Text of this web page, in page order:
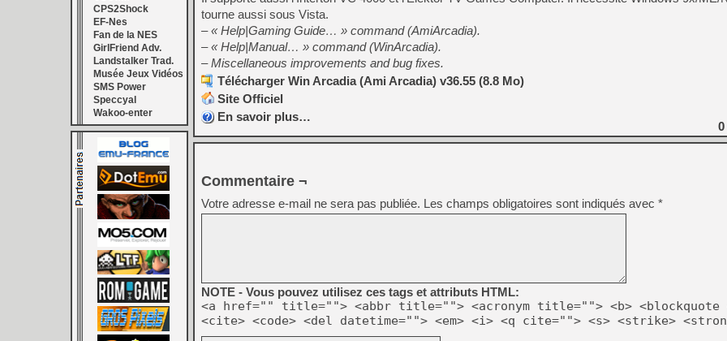
[GK] Mémoire cash -
[GK] Résultats Nintendo :
[GK] Déjà des
[Mo5] Brickboy cherche à
[GK] Minecraft et ses «
[GK] Beast of
[GK] Ubisoft : fin de partie
[GK] Mémoire cash -
[GK] Dan Houser (GTA)
[GK] Comment EA Sports
[GK] Crimson Moon : un
[GK] Isle of Reveries : le
[GK] Moonlighter 2 : The
[GK] Capcom relance
[Mo5] Deux inédits du
[GK] Le beat'em up The
[GK] Endless Legend 2 :
CPS2Shock
EF-Nes
Fan de la NES
GirlFriend Adv.
Landstalker Trad.
Musée Jeux Vidéos
SMS Power
Speccyal
Wakoo-enter
tourne aussi sous Vista.
– « Help|Gaming Guide… » command (AmiArcadia).
– « Help|Manual… » command (WinArcadia).
– Miscellaneous improvements and bug fixes.
Télécharger Win Arcadia (Ami Arcadia) v36.55 (8.8 Mo)
Site Officiel
En savoir plus…
0
Commentaire ¬
Votre adresse e-mail ne sera pas publiée. Les champs obligatoires sont indiqués avec *
NOTE - Vous pouvez utilisez ces tags et attributs HTML:
<a href="" title=""> <abbr title=""> <acronym title=""> <b> <blockquote
<cite> <code> <del datetime=""> <em> <i> <q cite=""> <s> <strike>